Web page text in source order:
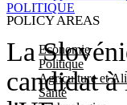
POLICY AREAS
Economie
Politique
Agriculture et
Santé
La
candidat
POLITIQUE